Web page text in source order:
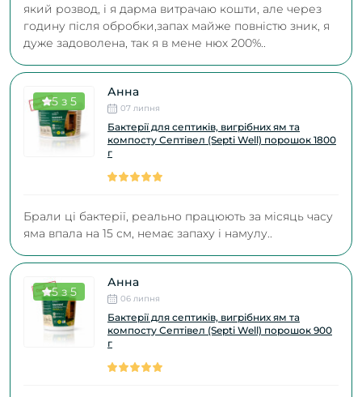
який розвод, і я дарма витрачаю кошти, але через
годину після обробки,запах майже повністю зник, я
дуже задоволена, так я в мене нюх 200%..
5 з 5
Анна
07 липня
Бактерії для септиків, вигрібних ям та
компосту Септівел (Septi Well) порошок 1800
г
Брали ці бактерії, реально працюють за місяць часу
яма впала на 15 см, немає запаху і намулу..
5 з 5
Анна
06 липня
Бактерії для септиків, вигрібних ям та
компосту Септівел (Septi Well) порошок 900
г